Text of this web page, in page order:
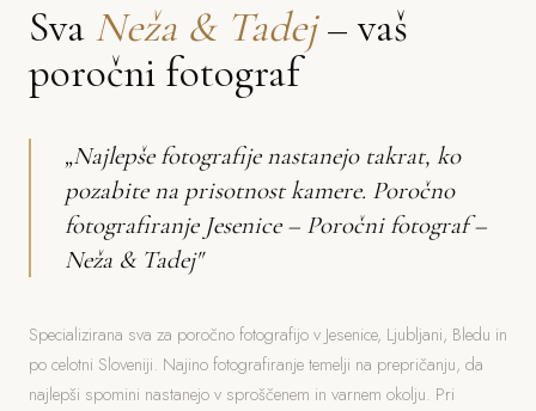
Sva Neža & Tadej– vaš
poročni fotograf
„Najlepše fotografije nastanejo takrat, ko
pozabite na prisotnost kamere. Poročno
fotografiranje Jesenice – Poročni fotograf –
Neža & Tadej"
Specializirana sva za poročno fotografijo v Jesenice, Ljubljani, Bledu in
po celotni Sloveniji. Najino fotografiranje temelji na prepričanju, da
najlepši spomini nastanejo v sproščenem in varnem okolju. Pri